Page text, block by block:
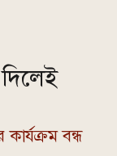
বন্ধ